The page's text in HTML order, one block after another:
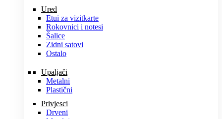
Ured
Etui za vizitkarte
Rokovnici i notesi
Šalice
Zidni satovi
Ostalo
Upaljači
Metalni
Plastični
Privjesci
Drveni